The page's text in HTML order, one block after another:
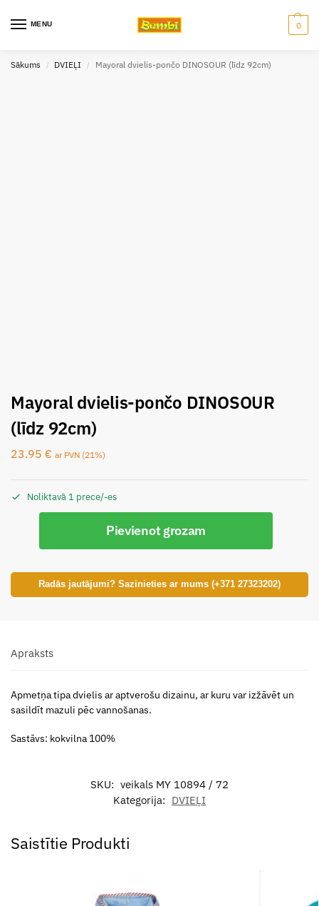
MENU 0
Sākums / DVIEĻI / Mayoral dvielis-pončo DINOSOUR (līdz 92cm)
Mayoral dvielis-pončo DINOSOUR
(līdz 92cm)
23.95 € ar PVN (21%)
Noliktavā 1 prece/-es
Pievienot grozam
Radās jautājumi? Sazinieties ar mums (+371 27323202)
Apraksts
Apmetņa tipa dvielis ar aptverošu dizainu, ar kuru var izžāvēt un
sasildīt mazuli pēc vannošanas.
Sastāvs: kokvilna 100%
SKU: veikals MY 10894 / 72
Kategorija: DVIEĻI
Saistītie Produkti